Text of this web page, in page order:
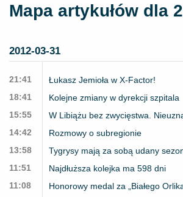
Mapa artykułów dla
2012-03-31
21:41
Łukasz Jemioła w X-Factor!
18:41
Kolejne zmiany w dyrekcji szpitala
15:55
W Libiążu bez zwycięstwa.
14:42
Rozmowy o subregionie
13:58
Tygrysy mają za sobą udany
11:51
Najdłuższa kolejka ma 598 dni
11:08
Honorowy medal za „Białego